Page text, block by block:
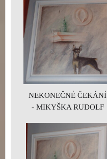
NEKONEČNÉ ČEKÁNÍ
- MIKYŠKA RUDOLF